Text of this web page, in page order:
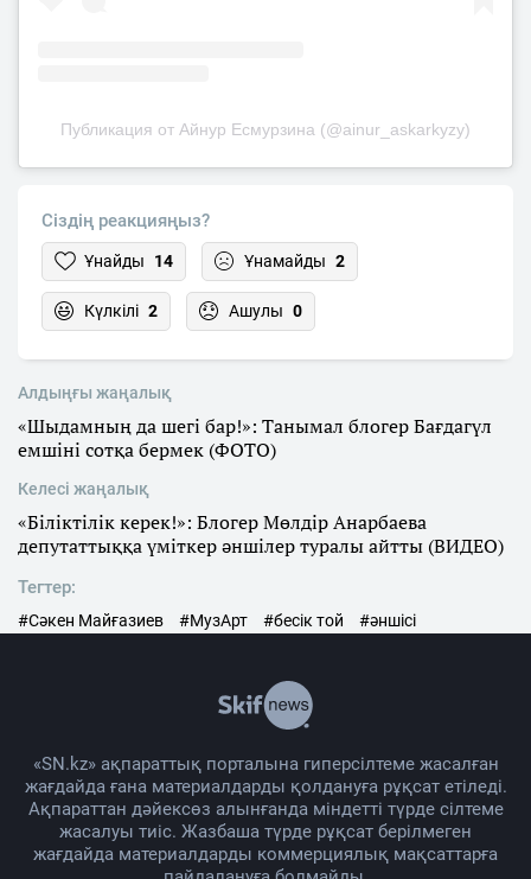
Публикация от Айнур Есмурзина (@ainur_askarkyzy)
Сіздің реакцияңыз?
Ұнайды 14 Ұнамайды 2
Күлкілі 2 Ашулы 0
Алдыңғы жаңалық
«Шыдамның да шегі бар!»: Танымал блогер Бағдагүл
емшіні сотқа бермек (ФОТО)
Келесі жаңалық
«Біліктілік керек!»: Блогер Мөлдір Анарбаева
депутаттыққа үміткер әншілер туралы айтты (ВИДЕО)
Тегтер:
#Сәкен Майғазиев #МузАрт #бесік той #әншісі
«SN.kz» ақпараттық порталына гиперсілтеме жасалған
жағдайда ғана материалдарды қолдануға рұқсат етіледі.
Ақпараттан дәйексөз алынғанда міндетті түрде сілтеме
жасалуы тиіс. Жазбаша түрде рұқсат берілмеген
жағдайда материалдарды коммерциялық мақсаттарға